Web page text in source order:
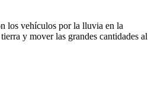
los vehículos por la lluvia en la
y mover las grandes cantidades al